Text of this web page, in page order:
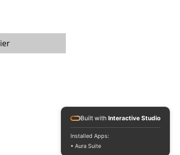
Built with Interactive Studio
Installed Apps:
• Aura Suite